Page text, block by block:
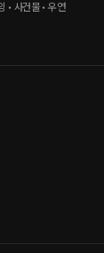
• 사건물 • 우연